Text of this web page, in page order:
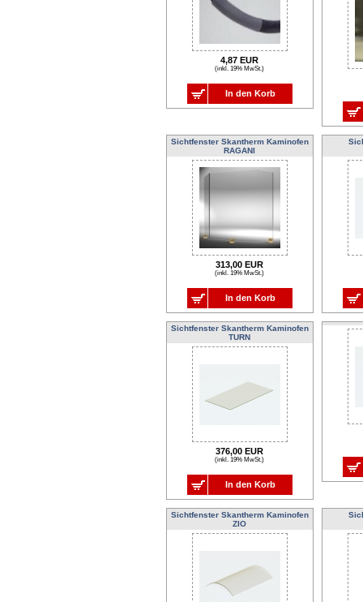
4,87 EUR
(inkl. 19% MwSt.)
In den Korb
Sichtfenster Skantherm Kaminofen
RAGANI
313,00 EUR
(inkl. 19% MwSt.)
In den Korb
Sichtfenster Skantherm Kaminofen
TURN
376,00 EUR
(inkl. 19% MwSt.)
In den Korb
Sichtfenster Skantherm Kaminofen
ZIO